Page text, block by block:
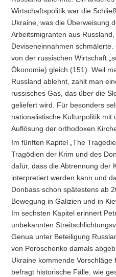
Wirtschaftspolitik war die
Ukraine, was die Überweisung
Arbeitsmigranten aus
Deviseneinnahmen
von der russischen Wirtschaft
Ökonomie) gleich (151). Weil
Russland ablehnt, zahlt man
russisches Gas, das über die
geliefert wird. Für besonders
nationalistische Kulturpolitik mit
Auflösung der orthodoxen
Im fünften Kapitel „The
Tragödien der Krim und des
dafür, dass die Abtrennung der
interpretiert werden kann und
Donbass schon spätestens ab
Bewegung in Galizien und in
Im sechsten Kapitel erinnert
unbekannten
Genua unter Beteiligung
von Poroschenko damals
Ukraine kommende Vorschläge
befragt historische Fälle, wie